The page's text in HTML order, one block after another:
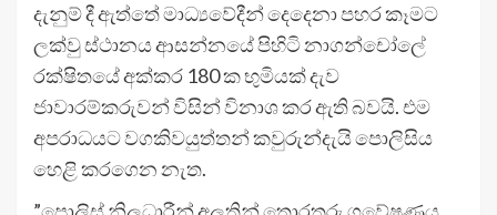
දැනුම් දී ඇත්තේ මාධ්‍යවේදීන් දෙදෙනා පහර කෑමට
ලක්වු ස්ථානය ආසන්නයේ පිහිටි නාගන්චෝලේ
රක්ෂිතයේ අක්කර 180 ක භුමියක් දැව
ජාවාරම්කරුවන් විසින් විනාශ කර ඇති බවයි. එම
අපරාධයට වගකිවයුත්තන් කවුරුන්දැයි පොලිසිය
හෙළි කරගෙන නැත.